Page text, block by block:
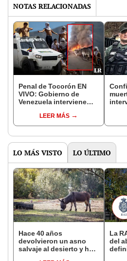
NOTAS RELACIONADAS
Penal de Tocorón EN
VIVO: Gobierno de
Venezuela interviene
bandas criminales en
Aragua
LEER MÁS
LO MÁS VISTO LO ÚLTIMO
Hace 40 años
devolvieron un asno
salvaje al desierto y hoy
La
del